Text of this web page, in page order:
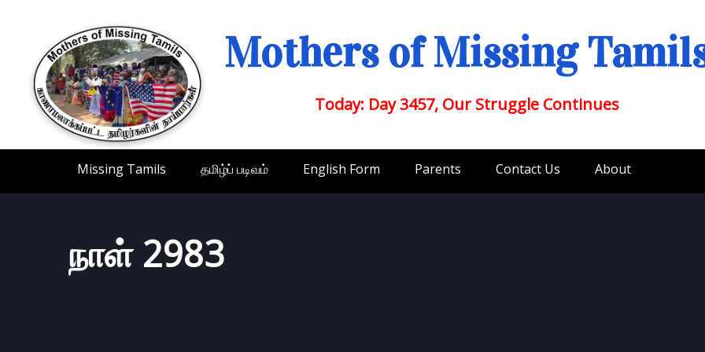
Mothers of Missing
Today: Day 3457, Our Struggle Continues
Missing Tamils தமிழ்ப் படிவம் English Form Parents Contact Us About
நாள் 2983